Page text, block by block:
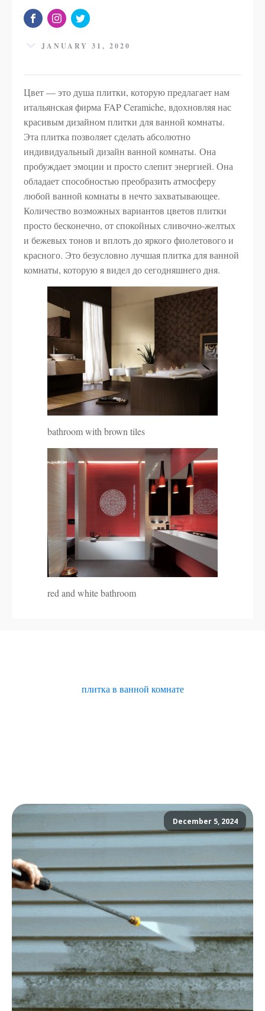
JANUARY 31, 2020
Цвет — это душа плитки, которую предлагает нам
итальянская фирма FAP Ceramiche, вдохновляя нас
красивым дизайном плитки для ванной комнаты.
Эта плитка позволяет сделать абсолютно
индивидуальный дизайн ванной комнаты. Она
пробуждает эмоции и просто слепит энергией. Она
обладает способностью преобразить атмосферу
любой ванной комнаты в нечто захватывающее.
Количество возможных вариантов цветов плитки
просто бесконечно, от спокойных сливочно-желтых
и бежевых тонов и вплоть до яркого фиолетового и
красного. Это безусловно лучшая плитка для ванной
комнаты, которую я видел до сегодняшнего дня.
bathroom with brown tiles
red and white bathroom
плитка в ванной комнате
December 5, 2024